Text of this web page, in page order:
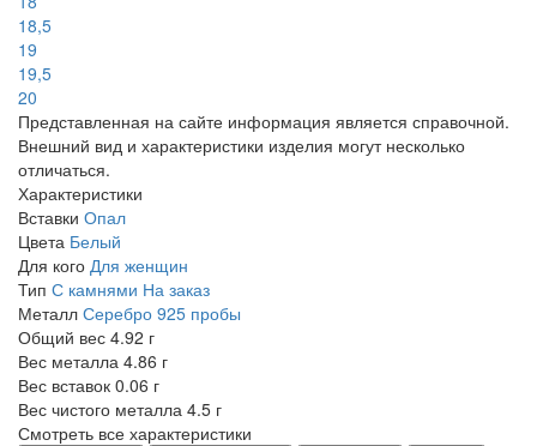
18,5
19
19,5
20
Представленная на сайте информация является справочной.
Внешний вид и характеристики изделия могут несколько
отличаться.
Характеристики
Вставки Опал
Цвета Белый
Для кого Для женщин
Тип С камнями На заказ
Металл Серебро 925 пробы
Общий вес 4.92 г
Вес металла 4.86 г
Вес вставок 0.06 г
Вес чистого металла 4.5 г
Смотреть все характеристики